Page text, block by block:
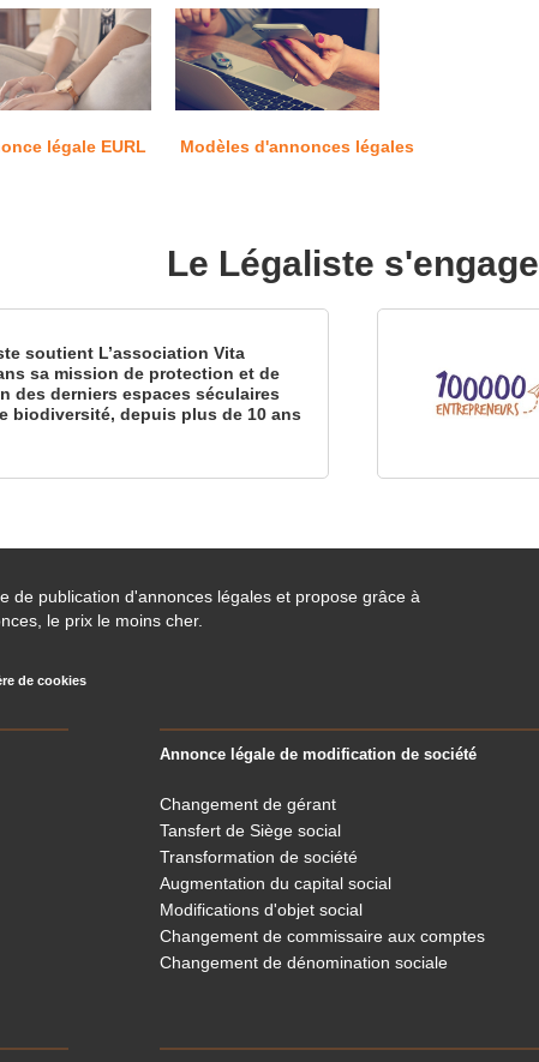
légale EURL Modèles d'annonces légales
Le Légaliste s'engage
soutient L’association Vita
sa mission de protection et de
des derniers espaces séculaires
biodiversité, depuis plus de 10 ans
de publication d'annonces légales et propose grâce à
le prix le moins cher.
de cookies
Annonce légale de modification de société
Changement de gérant
Tansfert de Siège social
Transformation de société
Augmentation du capital social
Modifications d'objet social
Changement de commissaire aux comptes
Changement de dénomination sociale